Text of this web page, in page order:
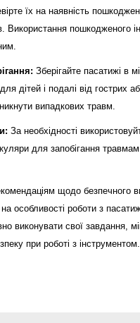
їх на наявність
Використання пошкодженого
Зберігайте пасатижі в
дітей і подалі від гострих
випадкових травм.
За необхідності
для запобігання
щодо безпечного
особливості роботи з
виконувати свої завдання,
при роботі з інструментом.